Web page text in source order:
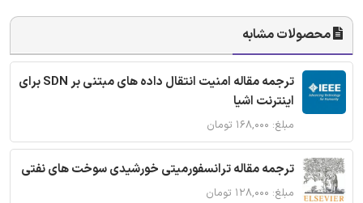
محصولات مشابه
ترجمه مقاله امنیت انتقال داده های مبتنی بر SDN برای
اینترنت اشیا
مبلغ: ۱۶۸,۰۰۰ تومان
ترجمه مقاله ترانسفورمیتی خورشیدی سوخت های نفتی
مبلغ: ۱۲۸,۰۰۰ تومان